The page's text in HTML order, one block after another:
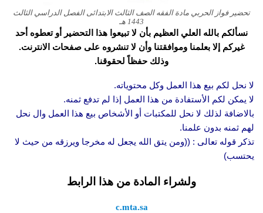
تحضير فواز الحربي مادة الفقه الصف الثالث الابتدائى الفصل الدراسي الثالث
1443 هـ
نسألكم بالله العلي العظيم بأن لا تبيعوا هذا التحضير أو تعطوه أحد
غيركم إلا بعلمنا وموافقتنا وأن لا تنشروه على صفحات الانترنت.
وذلك حفظاً لحقوقنا.
لا نحل لكم بيع هذا العمل وكل محتوياته.
لا يمكن لكم الأستفادة من هذا العمل إذا لم تدفع ثمنه.
بالاضافة لذلك لا نحل للمكتبات أو الأشخاص بيع هذا العمل وال نحل
لهم ثمنه بدون علمنا.
تذكر قوله تعالى : ((ومن يتق الله يجعل له مخرجا ويرزقه من حيث لا
يحتسب)
ولشراء المادة من هذا الرابط
c.mta.sa